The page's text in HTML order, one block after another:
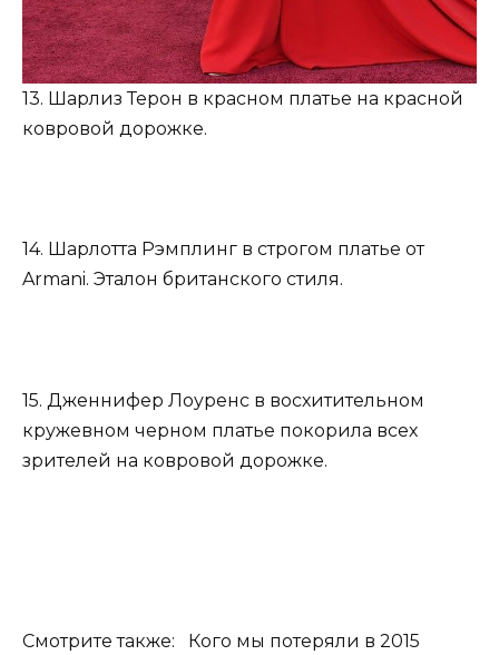
13. Шарлиз Терон в красном платье на красной
ковровой дорожке.
14. Шарлотта Рэмплинг в строгом платье от
Armani. Эталон британского стиля.
15. Дженнифер Лоуренс в восхитительном
кружевном черном платье покорила всех
зрителей на ковровой дорожке.
Смотрите также: Кого мы потеряли в 2015